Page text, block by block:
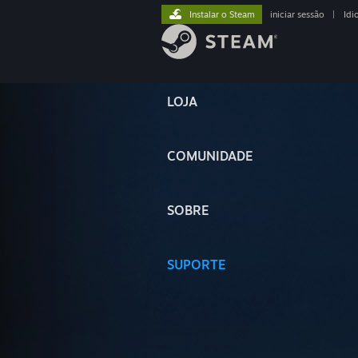
LOJA
COMUNIDADE
SOBRE
SUPORTE
Instalar o Steam iniciar sessão